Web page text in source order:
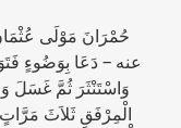
حُمْرَانَ مَوْلَى
عنه – دَعَا بِوَضُوءٍ
وَاسْتَنْثَرَ ثُمَّ غَسَلَ
الْمِرْفَقِ ثَلاَثَ